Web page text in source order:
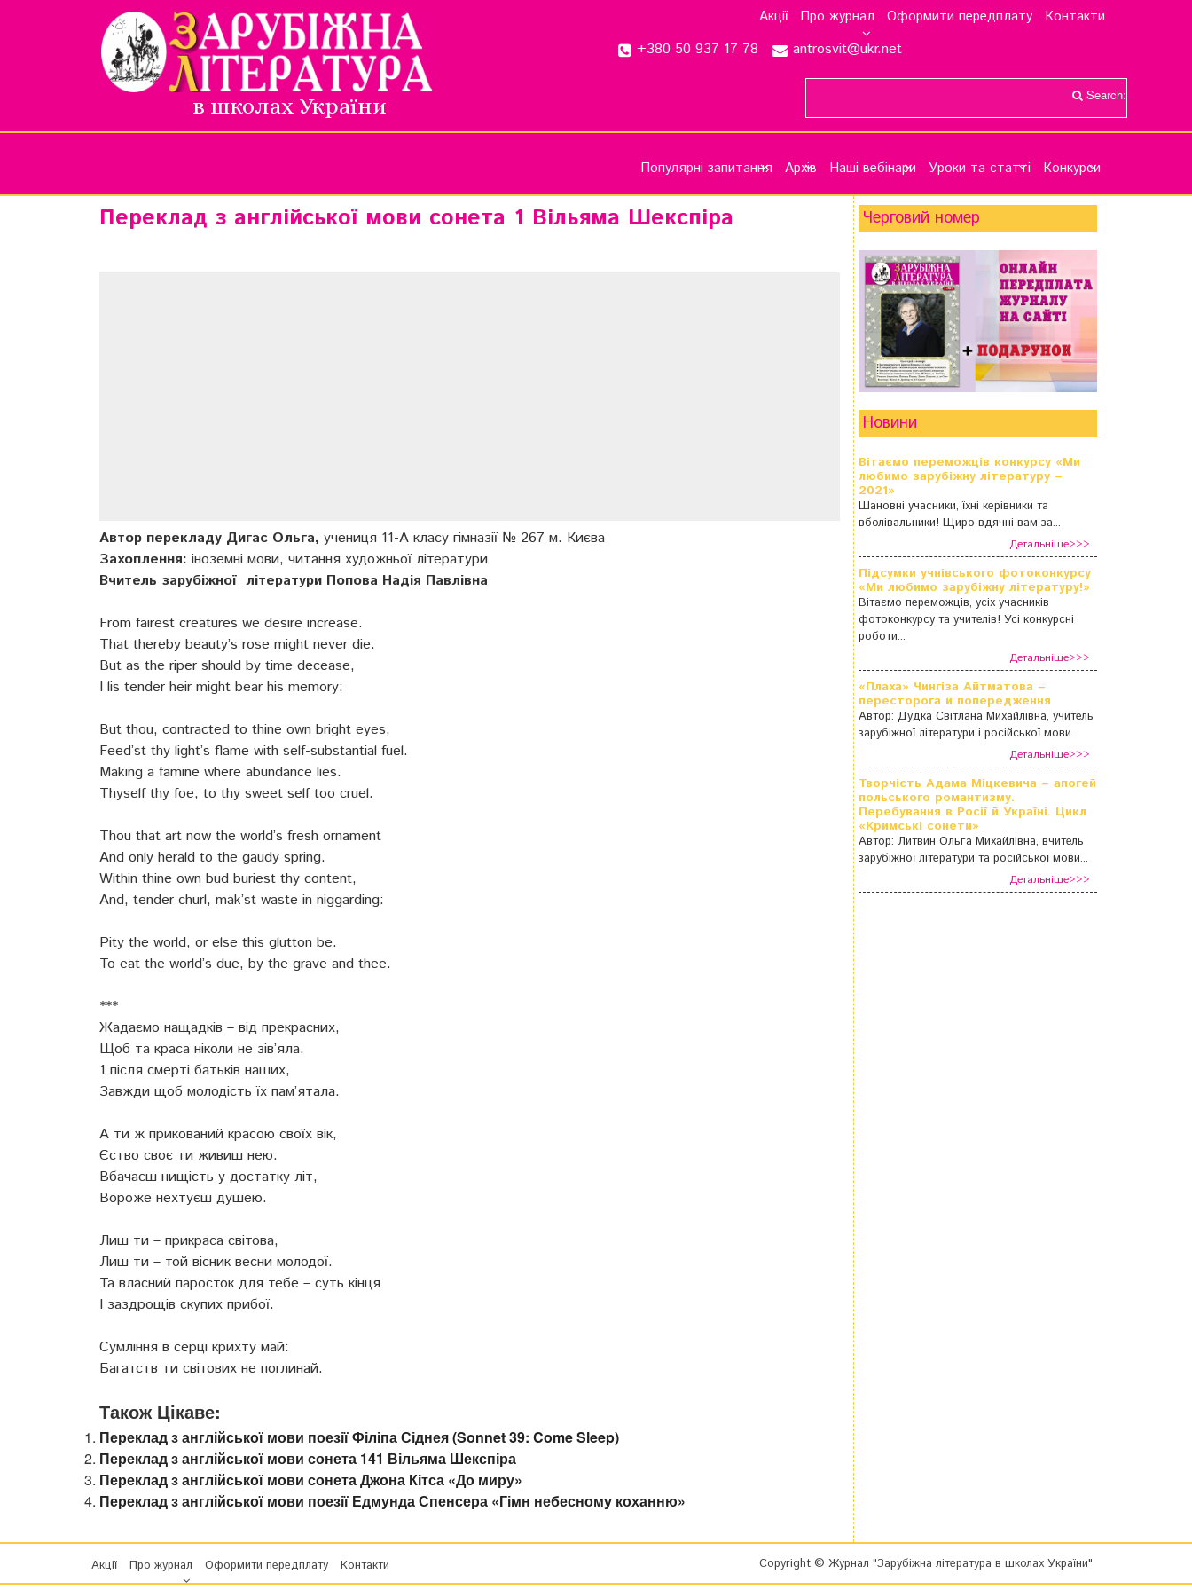
в школах України
Акції Про журнал Оформити передплату Контакти
+380 50 937 17 78 antrosvit@ukr.net
Search:
Популярні запитання Архів Наші вебінари Уроки та статті Конкурси
Переклад з англійської мови сонета 1 Вільяма Шекспіра
Автор перекладу Дигас Ольга, учениця 11-А класу гімназії № 267 м. Києва
Захоплення: іноземні мови, читання художньої літератури
Вчитель зарубіжної літератури Попова Надія Павлівна
From fairest creatures we desire increase.
That thereby beauty’s rose might never die.
But as the riper should by time decease,
I lis tender heir might bear his memory:
But thou, contracted to thine own bright eyes,
Feed’st thy light’s flame with self-substantial fuel.
Making a famine where abundance lies.
Thyself thy foe, to thy sweet self too cruel.
Thou that art now the world’s fresh ornament
And only herald to the gaudy spring.
Within thine own bud buriest thy content,
And, tender churl, mak’st waste in niggarding:
Pity the world, or else this glutton be.
To eat the world’s due, by the grave and thee.
***
Жадаємо нащадків – від прекрасних,
Щоб та краса ніколи не зів’яла.
1 після смерті батьків наших,
Завжди щоб молодість їх пам’ятала.
А ти ж прикований красою своїх вік,
Єство своє ти живиш нею.
Вбачаєш нищість у достатку літ,
Вороже нехтуєш душею.
Лиш ти – прикраса світова,
Лиш ти – той вісник весни молодої.
Та власний паросток для тебе – суть кінця
І заздрощів скупих прибої.
Сумління в серці крихту май:
Багатств ти світових не поглинай.
Також Цікаве:
Переклад з англійської мови поезії Філіпа Сіднея (Sonnet 39: Come Sleep)
Переклад з англійської мови сонета 141 Вільяма Шекспіра
Переклад з англійської мови сонета Джона Кітса «До миру»
Переклад з англійської мови поезії Едмунда Спенсера «Гімн небесному коханню»
Черговий номер
Новини
Вітаємо переможців конкурсу «Ми
любимо зарубіжну літературу –
2021»
Шановні учасники, їхні керівники та
вболівальники! Щиро вдячні вам за...
Детальніше>>>
Підсумки учнівського фотоконкурсу
«Ми любимо зарубіжну літературу!»
Вітаємо переможців, усіх учасників
фотоконкурсу та учителів! Усі конкурсні
роботи...
Детальніше>>>
«Плаха» Чингіза Айтматова –
пересторога й попередження
Автор: Дудка Світлана Михайлівна, учитель
зарубіжної літератури і російської мови...
Детальніше>>>
Творчість Адама Міцкевича – апогей
польського романтизму.
Перебування в Росії й Україні. Цикл
«Кримські сонети»
Автор: Литвин Ольга Михайлівна, вчитель
зарубіжної літератури та російської мови...
Детальніше>>>
Акції Про журнал Оформити передплату Контакти Copyright © Журнал "Зарубіжна література в школах України"